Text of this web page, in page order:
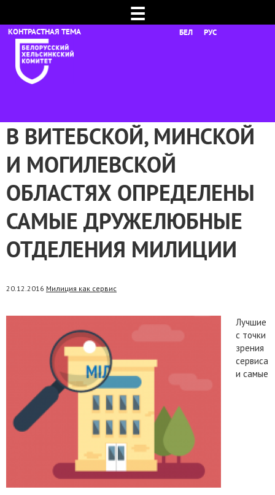
☰
БЕЛ РУС
В ВИТЕБСКОЙ, МИНСКОЙ
И МОГИЛЕВСКОЙ
ОБЛАСТЯХ ОПРЕДЕЛЕНЫ
САМЫЕ ДРУЖЕЛЮБНЫЕ
ОТДЕЛЕНИЯ МИЛИЦИИ
20.12.2016 Милиция как сервис
Лучшие
с точки
зрения
сервиса
и самые